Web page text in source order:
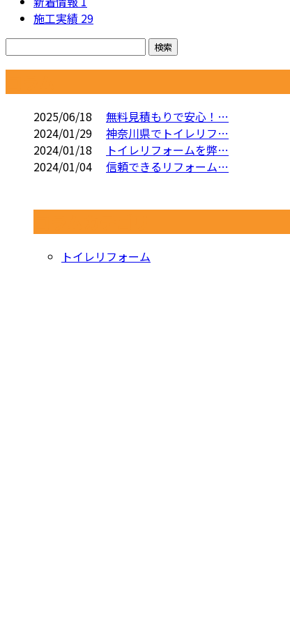
施工実績 29
2025/06/18
無料見積もりで安心！…
2024/01/29
神奈川県でトイレリフ…
2024/01/18
トイレリフォームを弊…
2024/01/04
信頼できるリフォーム…
トイレリフォーム